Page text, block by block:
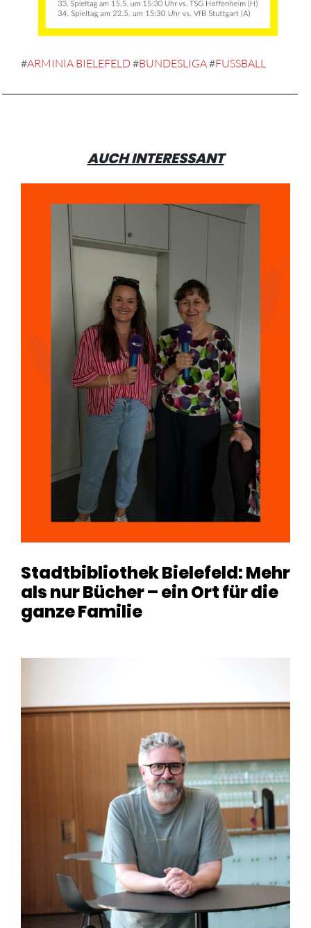
#ARMINIA BIELEFELD#BUNDESLIGA#FUSSBALL
AUCH INTERESSANT
Stadtbibliothek Bielefeld: Mehr
als nur Bücher – ein Ort für die
ganze Familie